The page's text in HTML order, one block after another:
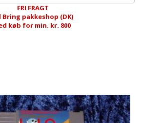
FRI FRAGT
Bring pakkeshop (DK)
køb for min. kr. 800